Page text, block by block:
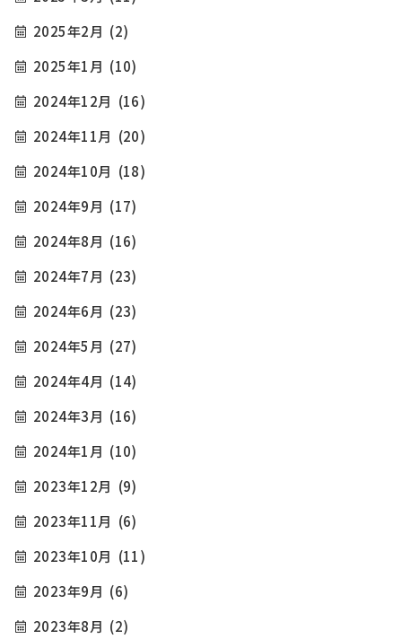
2025年2月 (2)
2025年1月 (10)
2024年12月 (16)
2024年11月 (20)
2024年10月 (18)
2024年9月 (17)
2024年8月 (16)
2024年7月 (23)
2024年6月 (23)
2024年5月 (27)
2024年4月 (14)
2024年3月 (16)
2024年1月 (10)
2023年12月 (9)
2023年11月 (6)
2023年10月 (11)
2023年9月 (6)
2023年8月 (2)